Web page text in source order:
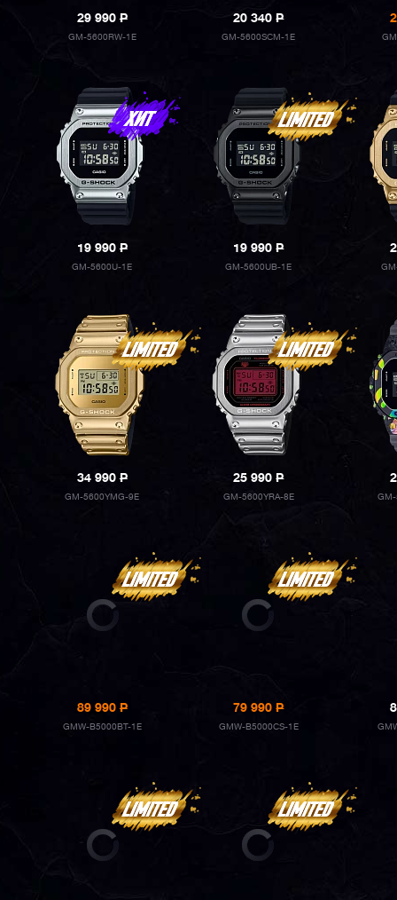
29 990P
GM-5600RW-1E
20 340P
GM-5600SCM-1E
19 990P
GM-5600U-1E
19 990P
GM-5600UB-1E
34 990P
GM-5600YMG-9E
25 990P
GM-5600YRA-8E
89 990P
GMW-B5000BT-1E
79 990P
GMW-B5000CS-1E